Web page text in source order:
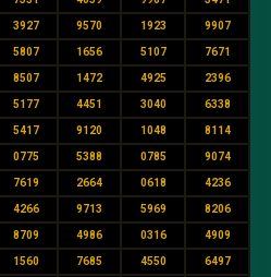
3927 9570 1923 9907
5807 1656 5107 7671
8507 1472 4925 2396
5177 4451 3040 6338
5417 9120 1048 8114
0775 5388 0785 9074
7619 2664 0618 4236
4266 9713 5969 8206
8709 4986 0316 4909
1560 7685 4550 6497